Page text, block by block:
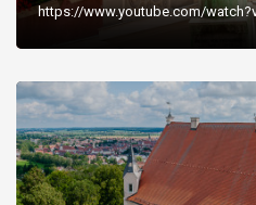
https://www.youtube.com/